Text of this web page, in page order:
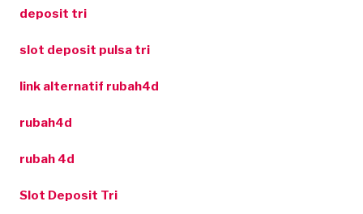
deposit tri
slot deposit pulsa tri
link alternatif rubah4d
rubah4d
rubah 4d
Slot Deposit Tri